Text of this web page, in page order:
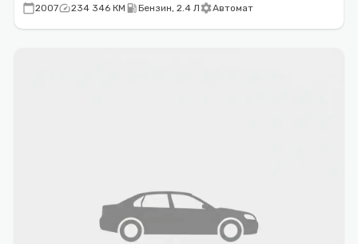
calendar_today2007speed234 346 КМ local_gas_stationБензин, 2.4 ЛsettingsАвтомат